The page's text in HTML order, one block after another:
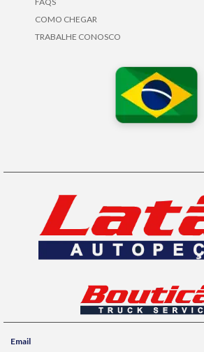
COMO CHEGAR
TRABALHE CONOSCO
Email